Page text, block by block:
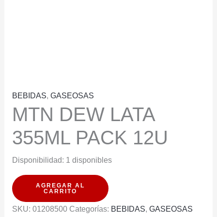
BEBIDAS, GASEOSAS
MTN DEW LATA
355ML PACK 12U
Disponibilidad: 1 disponibles
MTN
DEW
LATA
AGREGAR AL
CARRITO
SKU: 01208500 Categorías: BEBIDAS, GASEOSAS